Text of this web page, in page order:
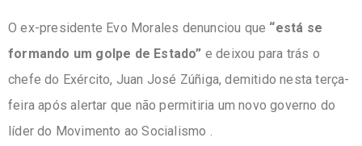
O ex-presidente Evo Morales denunciou que “está se
formando um golpe de Estado” e deixou para trás o
chefe do Exército, Juan José Zúñiga, demitido nesta terça-
feira após alertar que não permitiria um novo governo do
líder do Movimento ao Socialismo .